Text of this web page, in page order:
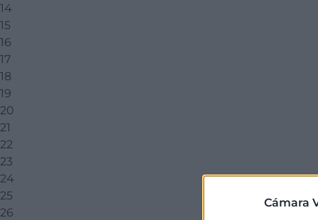
Cámara
14
15
16
17
18
19
20
21
22
23
24
25
26